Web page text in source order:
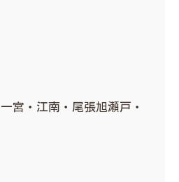
宮・江南・尾張旭瀬戸・